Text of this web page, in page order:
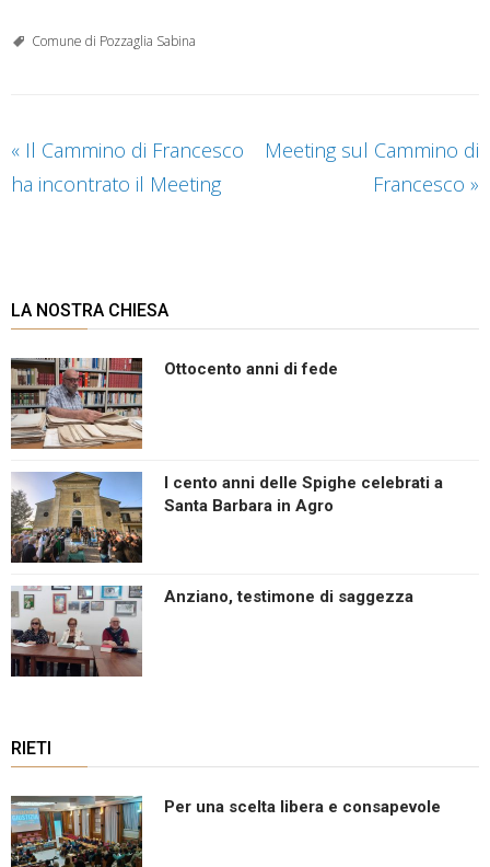
Comune di Pozzaglia Sabina
« Il Cammino di Francesco
ha incontrato il Meeting
Meeting sul Cammino di
Francesco »
LA NOSTRA CHIESA
Ottocento anni di fede
I cento anni delle Spighe celebrati a
Santa Barbara in Agro
Anziano, testimone di saggezza
RIETI
Per una scelta libera e consapevole